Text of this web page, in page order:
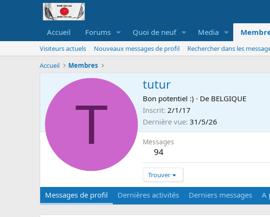
Accueil Forums Quoi de neuf Media
Visiteurs actuels Nouveaux messages de profil
Rechercher dans les
Accueil
Membres
T
tutur
Bon potentiel :) · De BELGIQUE
Inscrit 2/1/17
Dernière vue 31/5/26
Messages
94
Trouver
Messages de profil Dernières activités Derniers messages A